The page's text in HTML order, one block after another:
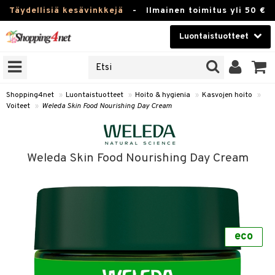
Täydellisiä kesävinkkejä - Ilmainen toimitus yli 50 €
Luontaistuotteet
Kauneudenhoito
Piilolinssit
Fitness
Koti & Sisustus
Lelut, Lapsi & Vauva
Tuotemerkkejä
Shopping4net » Luontaistuotteet » Hoito & hygienia » Kasvojen hoito
»
Voiteet » Weleda Skin Food Nourishing Day Cream
Weleda Skin Food Nourishing Day Cream
eco
& pähkinät